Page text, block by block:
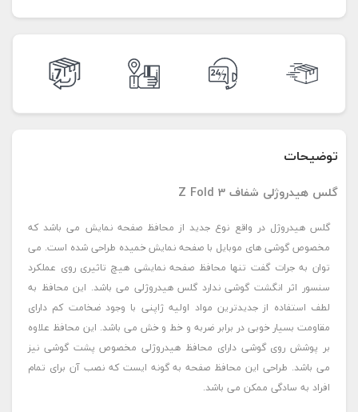
توضیحات
گلس هیدروژلی شفاف Z Fold 3
گلس هیدروژل در واقع نوع جدید از محافظ صفحه نمایش می باشد که
مخصوص گوشی های موبایل با صفحه نمایش خمیده طراحی شده است. می
توان به جرات گفت تنها محافظ صفحه نمایشی هیچ تاثیری روی عملکرد
سنسور اثر انگشت گوشی ندارد گلس هیدروژلی می باشد. این محافظ به
لطف استفاده از جدیدترین مواد اولیه ژاپنی با وجود ضخامت کم دارای
مقاومت بسیار خوبی در برابر ضربه و خط و خش می باشد. این محافظ علاوه
بر پوشش روی گوشی دارای محافظ هیدروژلی مخصوص پشت گوشی نیز
می باشد. طراحی این محافظ صفحه به گونه ایست که نصب آن برای تمام
افراد به سادگی ممکن می باشد.